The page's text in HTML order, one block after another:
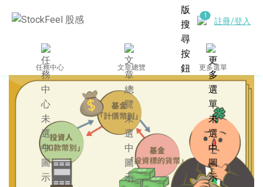
註冊/登入
任務中心 文章總覽 更多選單